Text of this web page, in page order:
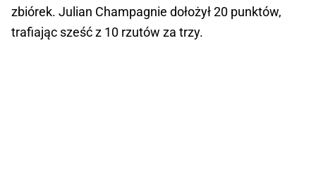
zbiórek. Julian Champagnie dołożył 20 punktów,
trafiając sześć z 10 rzutów za trzy.